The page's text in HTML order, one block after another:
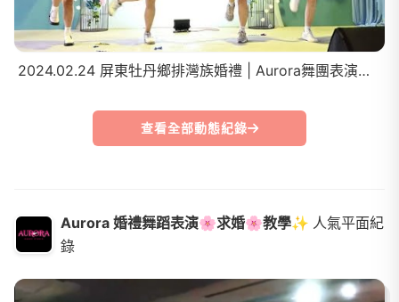
Aurora 婚禮舞蹈表演🌸求婚🌸教學✨ 人氣平面紀
錄
2024.02.24 屏東牡丹鄉排灣族婚禮 | Aurora舞團表演與採訪+練習花絮
查看全部動態紀錄